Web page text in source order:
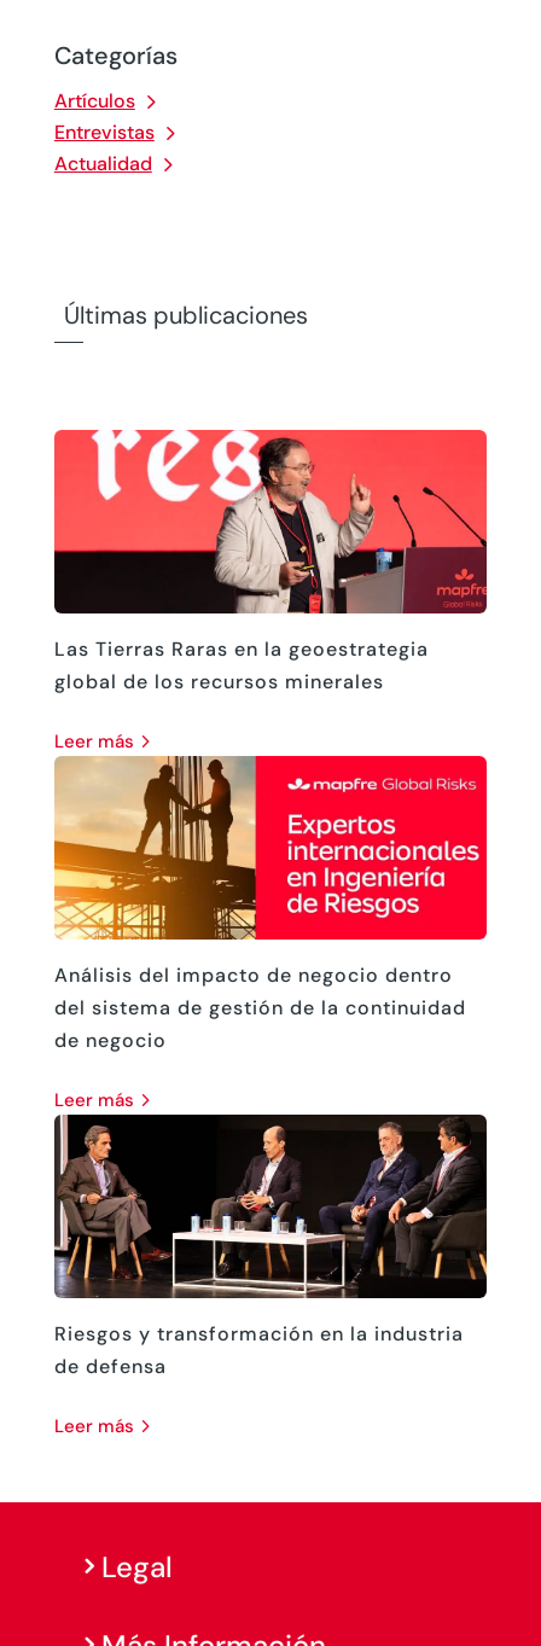
Categorías
Artículos
Entrevistas
Actualidad
Últimas publicaciones
Las Tierras Raras en la geoestrategia
global de los recursos minerales
leer más
Análisis del impacto de negocio dentro
del sistema de gestión de la continuidad
de negocio
leer más
Riesgos y transformación en la industria
de defensa
leer más
Legal